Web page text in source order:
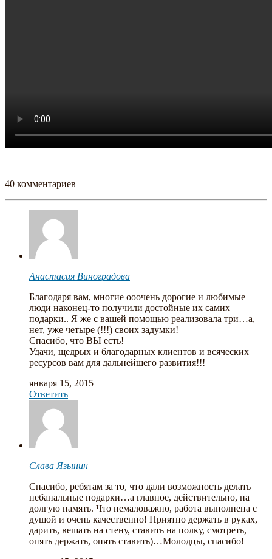
40 комментариев
Анастасия Виноградова
Благодаря вам, многие ооочень дорогие и любимые
люди наконец-то получили достойные их самих
подарки.. Я же с вашей помощью реализовала три…а,
нет, уже четыре (!!!) своих задумки!
Спасибо, что ВЫ есть!
Удачи, щедрых и благодарных клиентов и всяческих
ресурсов вам для дальнейшего развития!!!
января 15, 2015
Ответить
Слава Язынин
Спасибо, ребятам за то, что дали возможность делать
небанальные подарки…а главное, действительно, на
долгую память. Что немаловажно, работа выполнена с
душой и очень качественно! Приятно держать в руках,
дарить, вешать на стену, ставить на полку, смотреть,
опять держать, опять ставить)…Молодцы, спасибо!